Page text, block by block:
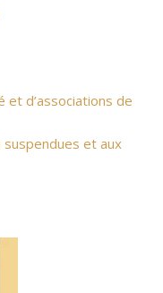
et d’associations de
et aux